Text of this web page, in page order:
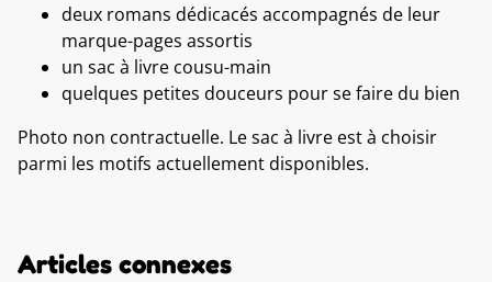
deux romans dédicacés accompagnés de leur
marque-pages assortis
un sac à livre cousu-main
quelques petites douceurs pour se faire du bien
Photo non contractuelle. Le sac à livre est à choisir
parmi les motifs actuellement disponibles.
Articles connexes